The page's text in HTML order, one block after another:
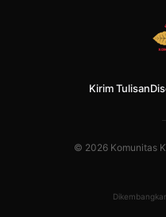
Kirim Tulisan
© 2026 Komunitas